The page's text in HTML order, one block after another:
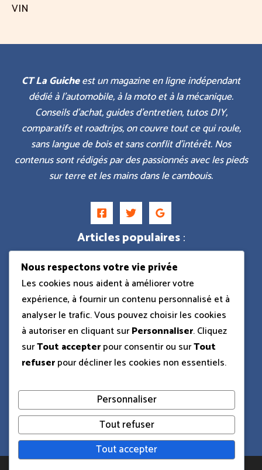
VIN
CT La Guicheest un magazine en ligne indépendant
dédié à l’automobile, à la moto et à la mécanique.
Conseils d’achat, guides d’entretien, tutos DIY,
comparatifs et roadtrips, on couvre tout ce qui roule,
sans langue de bois et sans conflit d’intérêt. Nos
contenus sont rédigés par des passionnés avec les pieds
sur terre et les mains dans le cambouis.
Articles populaires:
Dacia Sandman camping-car
Ford Shelby GT500 Eleanor
Dacia pick-up 2025
BMW R1250GS
Nous respectons votre vie privée
Les cookies nous aident à améliorer votre
expérience, à fournir un contenu personnalisé et à
analyser le trafic. Vous pouvez choisir les cookies
à autoriser en cliquant surPersonnaliser. Cliquez
surTout accepterpour consentir ou surTout
refuserpour décliner les cookies non essentiels.
Personnaliser
Tout refuser
Tout accepter